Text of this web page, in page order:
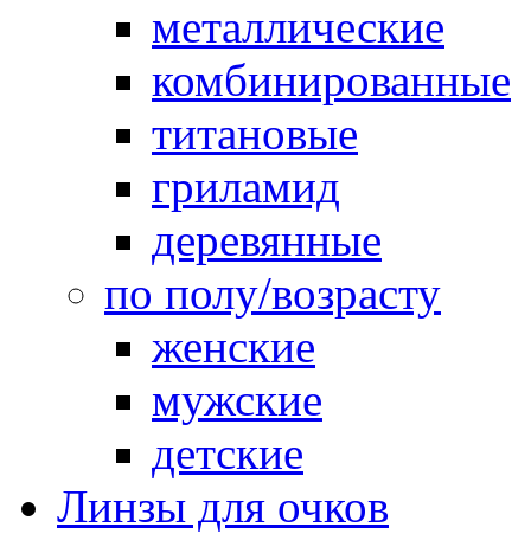
металлические
комбинированные
титановые
гриламид
деревянные
по полу/возрасту
женские
мужские
детские
Линзы для очков